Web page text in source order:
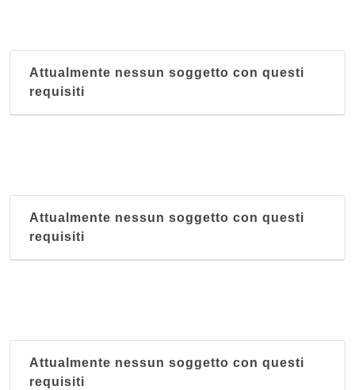
Attualmente nessun soggetto con questi
requisiti
Attualmente nessun soggetto con questi
requisiti
Attualmente nessun soggetto con questi
requisiti